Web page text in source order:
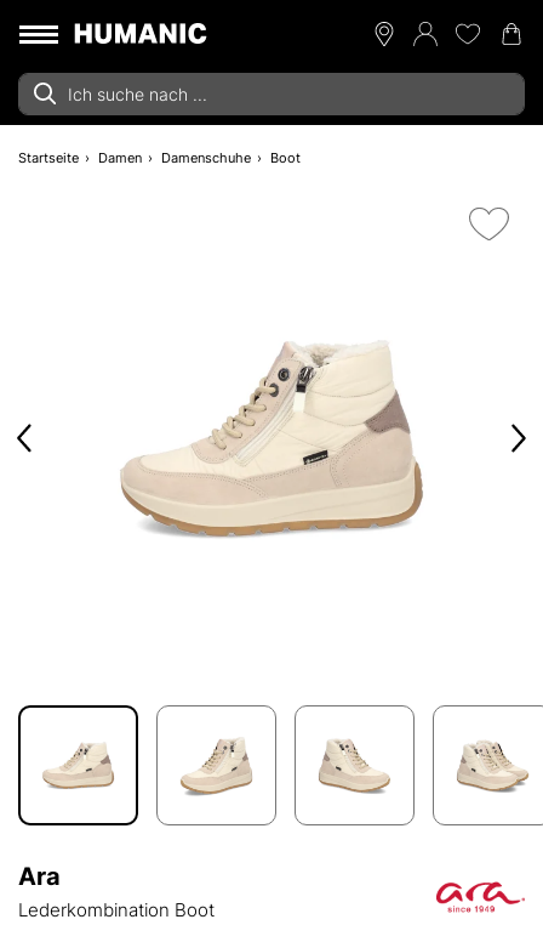
Startseite Damen Damenschuhe Boot
Ara
Lederkombination Boot